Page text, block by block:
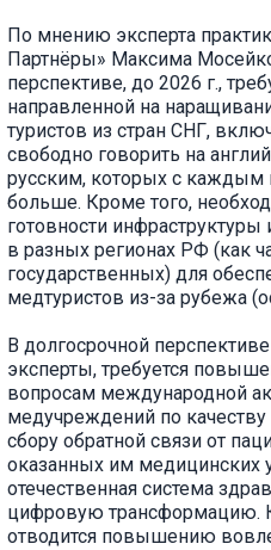
По мнению эксперта
Партнёры» Максима
перспективе, до 2026 г.,
направленной на
туристов из стран СНГ,
свободно говорить на
русским, которых с каждым
больше. Кроме того,
готовности
в разных регионах РФ (как
государственных) для
медтуристов из-за рубежа
В долгосрочной
эксперты, требуется
вопросам международной
медучреждений по качеству
сбору обратной связи от
оказанных им медицинских
отечественная система
цифровую трансформацию.
отводится повышению